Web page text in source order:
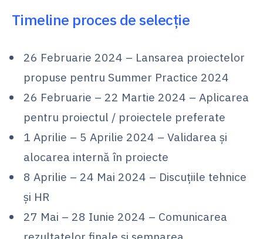
Timeline proces de selecție
26 Februarie 2024 – Lansarea proiectelor
propuse pentru Summer Practice 2024
26 Februarie – 22 Martie 2024 – Aplicarea
pentru proiectul / proiectele preferate
1 Aprilie – 5 Aprilie 2024 – Validarea și
alocarea internă în proiecte
8 Aprilie – 24 Mai 2024 – Discuțiile tehnice
și HR
27 Mai – 28 Iunie 2024 – Comunicarea